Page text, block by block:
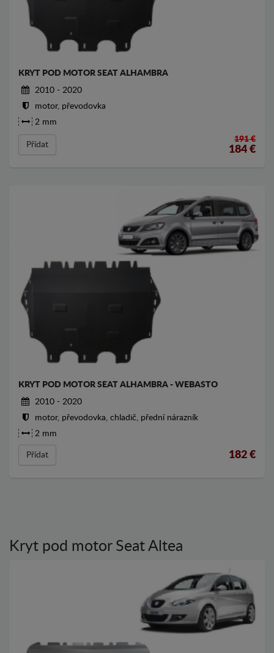
KRYT POD MOTOR SEAT ALHAMBRA
2010 - 2020
motor, převodovka
2 mm
Přídat
191 €
184 €
KRYT POD MOTOR SEAT ALHAMBRA - WEBASTO
2010 - 2020
motor, převodovka, chladič, přední nárazník
2 mm
Přídat 182 €
Kryt pod motor Seat Altea